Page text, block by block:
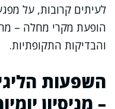
לעיתים קרובות, על
הופעת מקרי מחלה –
והבדיקות התקופתיות.
השפעות
– מניסיון